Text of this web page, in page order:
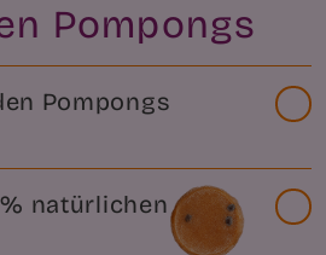
Pompongs
Pompongs
natürlichen